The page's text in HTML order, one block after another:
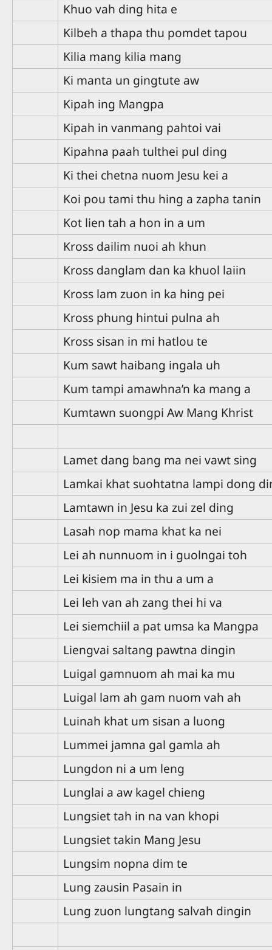
Khuo vah ding hita e
Kilbeh a thapa thu pomdet tapou
Kilia mang kilia mang
Ki manta un gingtute aw
Kipah ing Mangpa
Kipah in vanmang pahtoi vai
Kipahna paah tulthei pul ding
Ki thei chetna nuom Jesu kei a
Koi pou tami thu hing a zapha tanin
Kot lien tah a hon in a um
Kross dailim nuoi ah khun
Kross danglam dan ka khuol laiin
Kross lam zuon in ka hing pei
Kross phung hintui pulna ah
Kross sisan in mi hatlou te
Kum sawt haibang ingala uh
Kum tampi amawhna’n ka mang a
Kumtawn suongpi Aw Mang Khrist
Lamet dang bang ma nei vawt sing
Lamkai khat suohtatna lampi dong
Lamtawn in Jesu ka zui zel ding
Lasah nop mama khat ka nei
Lei ah nunnuom in i guolngai toh
Lei kisiem ma in thu a um a
Lei leh van ah zang thei hi va
Lei siemchiil a pat umsa ka Mangpa
Liengvai saltang pawtna dingin
Luigal gamnuom ah mai ka mu
Luigal lam ah gam nuom vah ah
Luinah khat um sisan a luong
Lummei jamna gal gamla ah
Lungdon ni a um leng
Lunglai a aw kagel chieng
Lungsiet tah in na van khopi
Lungsiet takin Mang Jesu
Lungsim nopna dim te
Lung zausin Pasain in
Lung zuon lungtang salvah dingin